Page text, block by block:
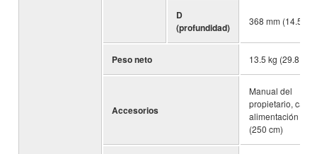
D
(profundidad)
368 mm (14.5")
Peso neto 13.5 kg (29.8
Accesorios
Manual del
propietario,
alimentación de
(250 cm)